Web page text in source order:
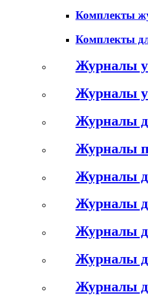
Комплекты
Комплекты
Журналы
Журналы
Журналы
Журналы
Журналы
Журналы
Журналы
Журналы
Журналы